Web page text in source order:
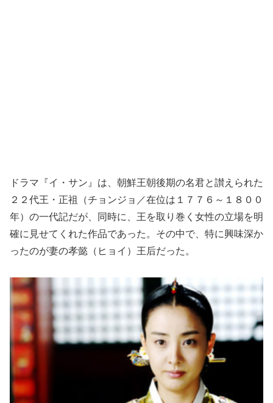
ドラマ『イ・サン』は、朝鮮王朝後期の名君と讃えられた
２２代王・正祖（チョンジョ／在位は１７７６～１８００
年）の一代記だが、同時に、王を取り巻く女性の立場を明
確に見せてくれた作品であった。その中で、特に興味深か
ったのが妻の孝懿（ヒョイ）王后だった。